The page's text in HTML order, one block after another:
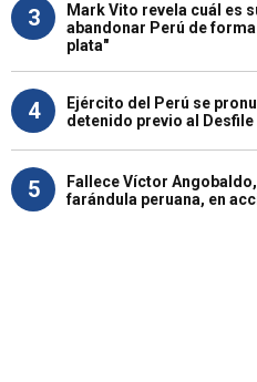
3
Mark Vito revela cuál es
abandonar Perú de
plata"
4
Ejército del Perú se
detenido previo al
5
Fallece Víctor
farándula peruana, en